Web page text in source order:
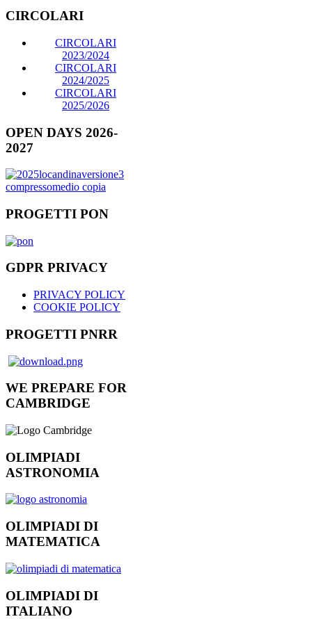
CIRCOLARI
CIRCOLARI
2023/2024
CIRCOLARI
2024/2025
CIRCOLARI
2025/2026
OPEN DAYS 2026-
2027
PROGETTI PON
GDPR PRIVACY
PRIVACY POLICY
COOKIE POLICY
PROGETTI PNRR
WE PREPARE FOR
CAMBRIDGE
OLIMPIADI
ASTRONOMIA
OLIMPIADI DI
MATEMATICA
OLIMPIADI DI
ITALIANO